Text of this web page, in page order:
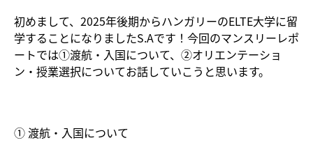
初めまして、2025年後期からハンガリーのELTE大学に留
学することになりましたS.Aです！今回のマンスリーレポ
ートでは①渡航・入国について、②オリエンテーショ
ン・授業選択についてお話していこうと思います。
① 渡航・入国について